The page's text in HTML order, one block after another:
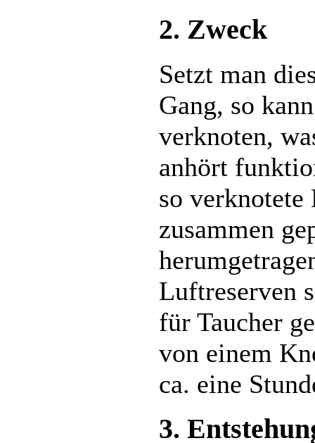
2. Zweck
Setzt man
Gang, so
verknoten,
anhört
so
zusammen
Luftreserven
für Taucher
von einem
ca. eine
3.